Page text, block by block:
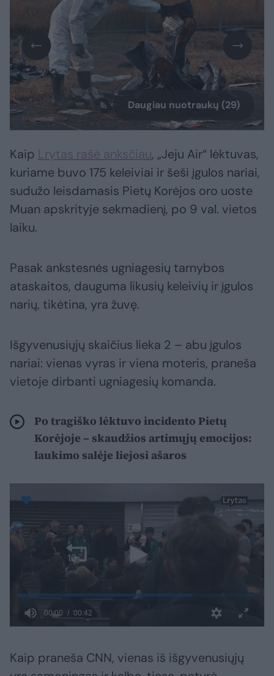
Daugiau nuotraukų (29)
Kaip Lrytas rašė anksčiau, „Jeju Air“ lėktuvas,
kuriame buvo 175 keleiviai ir šeši įgulos nariai,
sudužo leisdamasis Pietų Korėjos oro uoste
Muan apskrityje sekmadienį, po 9 val. vietos
laiku.
Pasak ankstesnės ugniagesių tarnybos
ataskaitos, dauguma likusių keleivių ir įgulos
narių, tikėtina, yra žuvę.
Išgyvenusiųjų skaičius lieka 2 – abu įgulos
nariai: vienas vyras ir viena moteris, praneša
vietoje dirbanti ugniagesių komanda.
Po tragiško lėktuvo incidento Pietų
Korėjoje – skaudžios artimųjų emocijos:
laukimo salėje liejosi ašaros
Kaip praneša CNN, vienas iš išgyvenusiųjų